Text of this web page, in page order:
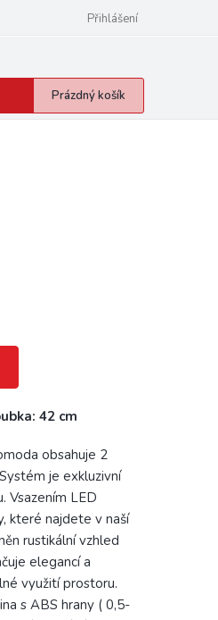
Přihlášení
Nákupní
košík
Prázdný košík
42 cm
obsahuje 2
je exkluzivní
Vsazením LED
které najdete v naší
rustikální vzhled
elegancí a
využití prostoru.
s ABS hrany ( 0,5-